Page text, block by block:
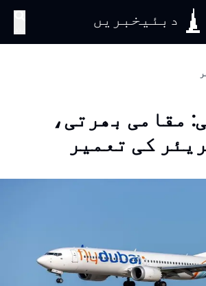
دبئیخبریں
مقامی بھرتی،
کی تعمیر